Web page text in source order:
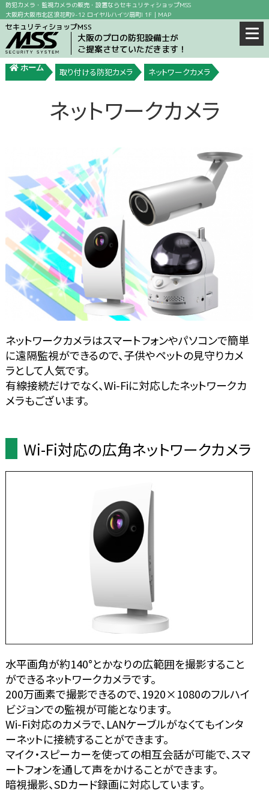
防犯カメラ・監視カメラの販売・設置ならセキュリティショップMSS
大阪府大阪市北区浪花町9-12 ロイヤルハイツ扇町I 1F｜ MAP
セキュリティショップMSS
大阪のプロの防犯設備士が
ご提案させていただきます！
ホーム 取り付ける防犯カメラ ネットワークカメラ
ネットワークカメラ
ネットワークカメラはスマートフォンやパソコンで簡単
に遠隔監視ができるので、子供やペットの見守りカメ
ラとして人気です。
有線接続だけでなく、Wi-Fiに対応したネットワークカ
メラもございます。
Wi-Fi対応の広角ネットワークカメラ
水平画角が約140°とかなりの広範囲を撮影すること
ができるネットワークカメラです。
200万画素で撮影できるので、1920×1080のフルハイ
ビジョンでの監視が可能となります。
Wi-Fi対応のカメラで、LANケーブルがなくてもインタ
ーネットに接続することができます。
マイク・スピーカーを使っての相互会話が可能で、スマ
ートフォンを通して声をかけることができます。
暗視撮影、SDカード録画に対応しています。